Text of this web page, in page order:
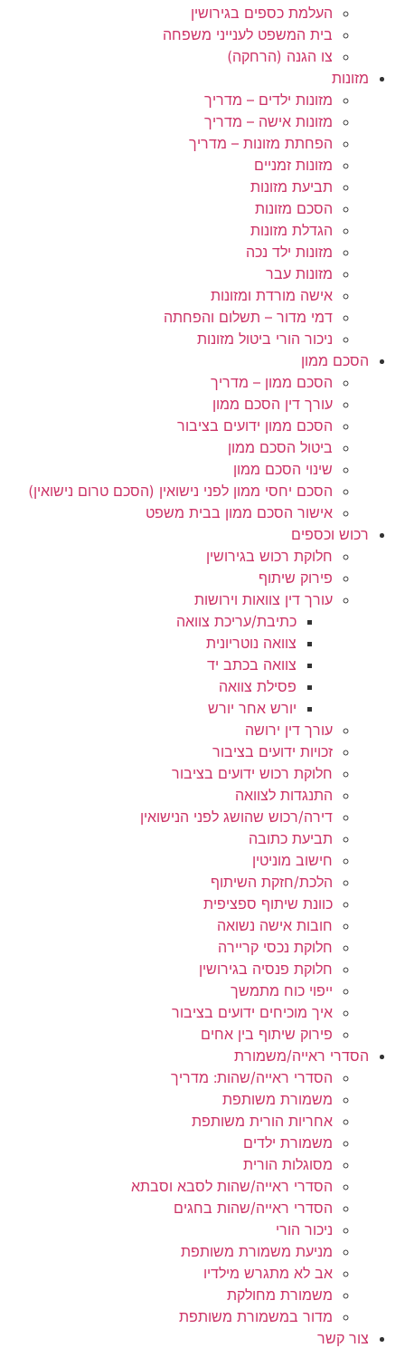
העלמת כספים בגירושין
בית המשפט לענייני משפחה
צו הגנה (הרחקה)
מזונות
מזונות ילדים – מדריך
מזונות אישה – מדריך
הפחתת מזונות – מדריך
מזונות זמניים
תביעת מזונות
הסכם מזונות
הגדלת מזונות
מזונות ילד נכה
מזונות עבר
אישה מורדת ומזונות
דמי מדור – תשלום והפחתה
ניכור הורי ביטול מזונות
הסכם ממון
הסכם ממון – מדריך
עורך דין הסכם ממון
הסכם ממון ידועים בציבור
ביטול הסכם ממון
שינוי הסכם ממון
הסכם יחסי ממון לפני נישואין (הסכם טרום נישואין)
אישור הסכם ממון בבית משפט
רכוש וכספים
חלוקת רכוש בגירושין
פירוק שיתוף
עורך דין צוואות וירושות
כתיבת/עריכת צוואה
צוואה נוטריונית
צוואה בכתב יד
פסילת צוואה
יורש אחר יורש
עורך דין ירושה
זכויות ידועים בציבור
חלוקת רכוש ידועים בציבור
התנגדות לצוואה
דירה/רכוש שהושג לפני הנישואין
תביעת כתובה
חישוב מוניטין
הלכת/חזקת השיתוף
כוונת שיתוף ספציפית
חובות אישה נשואה
חלוקת נכסי קריירה
חלוקת פנסיה בגירושין
ייפוי כוח מתמשך
איך מוכיחים ידועים בציבור
פירוק שיתוף בין אחים
הסדרי ראייה/משמורת
הסדרי ראייה/שהות: מדריך
משמורת משותפת
אחריות הורית משותפת
משמורת ילדים
מסוגלות הורית
הסדרי ראייה/שהות לסבא וסבתא
הסדרי ראייה/שהות בחגים
ניכור הורי
מניעת משמורת משותפת
אב לא מתגרש מילדיו
משמורת מחולקת
מדור במשמורת משותפת
צור קשר